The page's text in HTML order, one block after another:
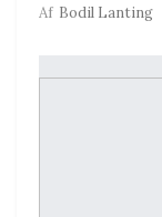
Af Bodil Lanting